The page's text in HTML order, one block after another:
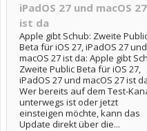
iPadOS 27 und macOS 27
ist da
Apple gibt Schub: Zweite
Beta für iOS 27, iPadOS 27 und
macOS 27 ist da: Apple gibt
Zweite Public Beta für iOS 27,
iPadOS 27 und macOS 27 ist
Wer bereits auf dem Test-
unterwegs ist oder jetzt
einsteigen möchte, kann das
Update direkt über die...